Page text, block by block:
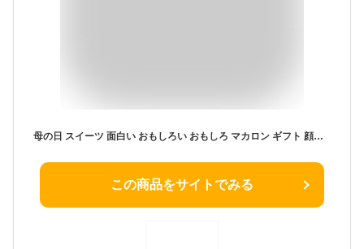
母の日 スイーツ 面白い おもしろい おもしろ マカロン ギフト 顔マカロン 5個入 顔 マカロン お菓子 子供 贈り物 お返し 記念日 誕生日プレゼント プチギフト 詰め合わせ セット お取り寄せ 写真入り オリジナル 美味しい 個包装 有名 焼き菓子
この商品をサイトでみる